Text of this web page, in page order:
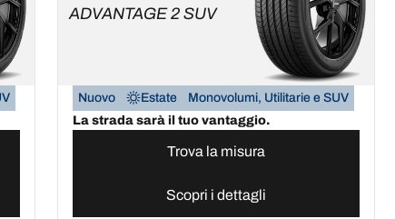
ADVANTAGE 2 SUV
Nuovo Estate
Monovolumi, Utilitarie e SUV
La strada sarà il tuo vantaggio.
Trova la misura
Scopri i dettagli